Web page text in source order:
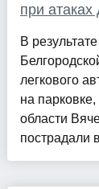
при атаках
В
легкового
на
области
пострадали